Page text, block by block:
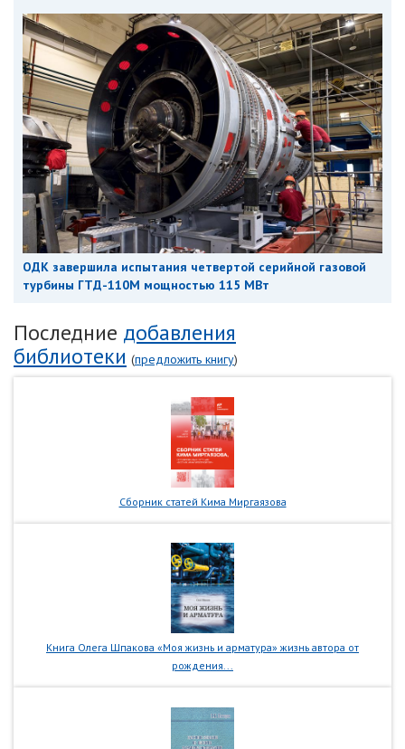
ОДК завершила испытания четвертой серийной газовой
турбины ГТД-110М мощностью 115 МВт
Последние добавления
библиотеки (предложить книгу)
Сборник статей Кима Миргаязова
Книга Олега Шпакова «Моя жизнь и арматура» жизнь автора от
рождения...